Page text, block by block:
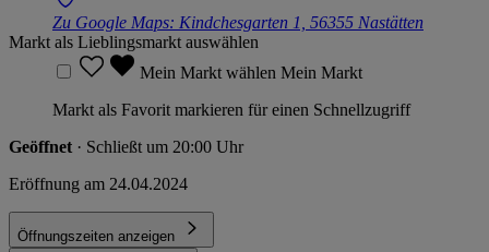
Zu Google Maps: Kindchesgarten 1, 56355 Nastätten
Markt als Lieblingsmarkt auswählen
Mein Markt wählen Mein Markt
Markt als Favorit markieren für einen Schnellzugriff
Geöffnet · Schließt um 20:00 Uhr
Eröffnung am 24.04.2024
Öffnungszeiten anzeigen